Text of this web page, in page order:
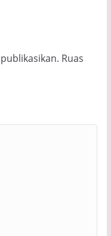
Ruas